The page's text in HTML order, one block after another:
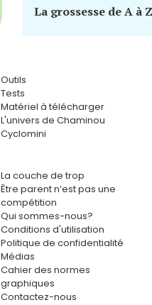
La grossesse de A à Z
Outils
Tests
Matériel à télécharger
L'univers de Chaminou
Cyclomini
La couche de trop
Être parent n’est pas une
compétition
Qui sommes-nous?
Conditions d'utilisation
Politique de confidentialité
Médias
Cahier des normes
graphiques
Contactez-nous